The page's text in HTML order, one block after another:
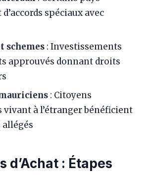
spéciaux avec
schemes : Investissements
approuvés donnant droits
: Citoyens
vivant à l’étranger bénéficient
allégés
d’Achat : Étapes